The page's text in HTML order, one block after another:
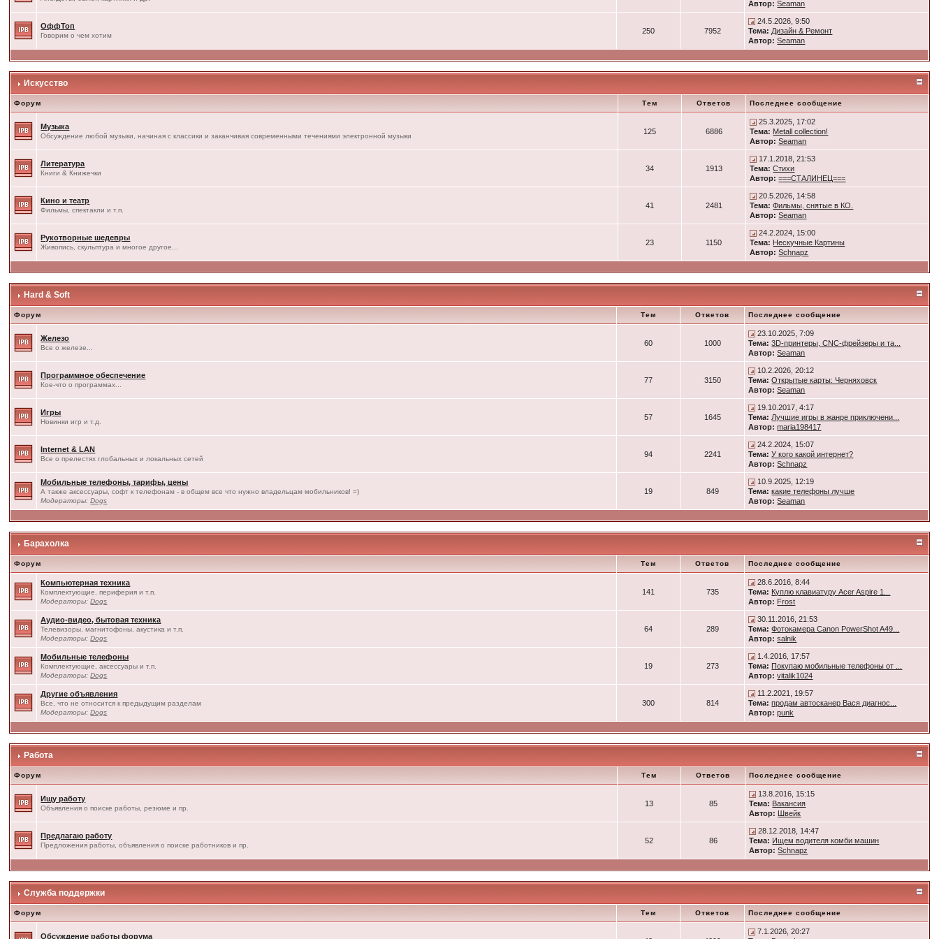
Автор: Seaman
ОффТоп
Говорим о чем хотим
250 7952
24.5.2026, 9:50
Тема: Дизайн & Ремонт
Автор: Seaman
Искусство
Форум Тем Ответов Последнее сообщение
Музыка
Обсуждение любой музыки, начиная с классики и заканчивая современными течениями электронной музыки
125 6886
25.3.2025, 17:02
Тема: Metall collection!
Автор: Seaman
Литература
Книги & Книжечки
34 1913
17.1.2018, 21:53
Тема: Стихи
Автор: ===СТАЛИНЕЦ===
Кино и театр
Фильмы, спектакли и т.п.
41 2481
20.5.2026, 14:58
Тема: Фильмы, снятые в КО.
Автор: Seaman
Рукотворные шедевры
Живопись, скульптура и многое другое...
23 1150
24.2.2024, 15:00
Тема: Нескучные Картины
Автор: Schnapz
Hard & Soft
Форум Тем Ответов Последнее сообщение
Железо
Все о железе...
60 1000
23.10.2025, 7:09
Тема: 3D-принтеры, CNC-фрейзеры и та...
Автор: Seaman
Программное обеспечение
Кое-что о программах...
77 3150
10.2.2026, 20:12
Тема: Открытые карты: Черняховск
Автор: Seaman
Игры
Новинки игр и т.д.
57 1645
19.10.2017, 4:17
Тема: Лучшие игры в жанре приключени...
Автор: maria198417
Internet & LAN
Все о прелестях глобальных и локальных сетей
94 2241
24.2.2024, 15:07
Тема: У кого какой интернет?
Автор: Schnapz
Мобильные телефоны, тарифы, цены
А также аксессуары, софт к телефонам - в общем все что нужно владельцам мобильников! =)
Модераторы:Dogs
19 849
10.9.2025, 12:19
Тема: какие телефоны лучше
Автор: Seaman
Барахолка
Форум Тем Ответов Последнее сообщение
Компьютерная техника
Комплектующие, периферия и т.п.
Модераторы:Dogs
141 735
28.6.2016, 8:44
Тема: Куплю клавиатуру Acer Aspire 1...
Автор: Frost
Аудио-видео, бытовая техника
Телевизоры, магнитофоны, акустика и т.п.
Модераторы:Dogs
64 289
30.11.2016, 21:53
Тема: Фотокамера Canon PowerShot A49...
Автор: salnik
Мобильные телефоны
Комплектующие, аксессуары и т.п.
Модераторы:Dogs
19 273
1.4.2016, 17:57
Тема: Покупаю мобильные телефоны от ...
Автор: vitalik1024
Другие объявления
Все, что не относится к предыдущим разделам
Модераторы:Dogs
300 814
11.2.2021, 19:57
Тема: продам автосканер Вася диагнос...
Автор: punk
Работа
Форум Тем Ответов Последнее сообщение
Ищу работу
Объявления о поиске работы, резюме и пр.
13 85
13.8.2016, 15:15
Тема: Вакансия
Автор: Швейк
Предлагаю работу
Предложения работы, объявления о поиске работников и пр.
52 86
28.12.2018, 14:47
Тема: Ищем водителя комби машин
Автор: Schnapz
Служба поддержки
Форум Тем Ответов Последнее сообщение
Обсуждение работы форума
7.1.2026, 20:27